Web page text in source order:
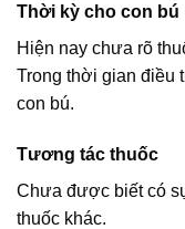
Thời kỳ cho con bú
Hiện nay chưa rõ
Trong thời gian điều
con bú.
Tương tác thuốc
Chưa được biết có
thuốc khác.